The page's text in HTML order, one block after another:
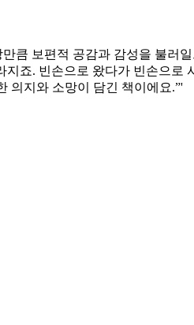
큼 보편적 공감과 감성을 불러일
죠. 빈손으로 왔다가 빈손으로
의지와 소망이 담긴 책이에요.”'